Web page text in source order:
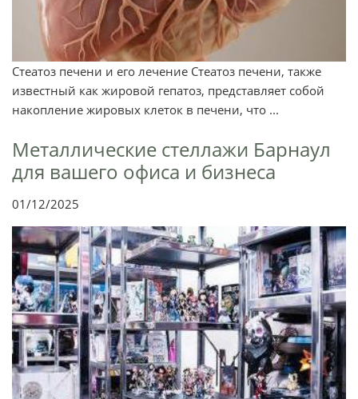
Стеатоз печени и его лечение Стеатоз печени, также
известный как жировой гепатоз, представляет собой
накопление жировых клеток в печени, что ...
Металлические стеллажи Барнаул
для вашего офиса и бизнеса
01/12/2025